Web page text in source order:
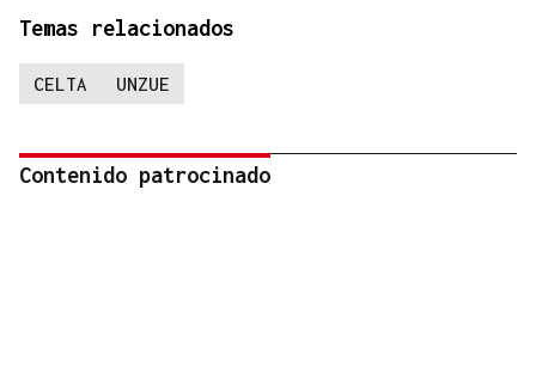
Temas relacionados
CELTA UNZUE
Contenido patrocinado